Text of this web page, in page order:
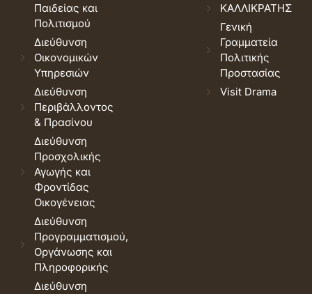
Παιδείας και
Πολιτισμού
Διεύθυνση
Οικονομικών
Υπηρεσιών
Διεύθυνση
Περιβάλλοντος
& Πρασίνου
Διεύθυνση
Προσχολικής
Αγωγής και
Φροντίδας
Οικογένειας
Διεύθυνση
Προγραμματισμού,
Οργάνωσης και
Πληροφορικής
Διεύθυνση
ΚΑΛΛΙΚΡΑΤΗΣ
Γενική
Γραμματεία
Πολιτικής
Προστασίας
Visit Drama